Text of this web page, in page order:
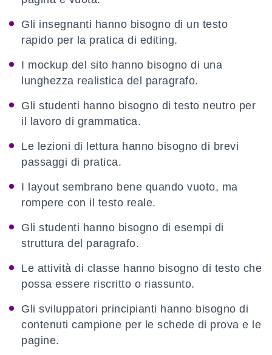
Gli insegnanti hanno bisogno di un testo
rapido per la pratica di editing.
I mockup del sito hanno bisogno di una
lunghezza realistica del paragrafo.
Gli studenti hanno bisogno di testo neutro per
il lavoro di grammatica.
Le lezioni di lettura hanno bisogno di brevi
passaggi di pratica.
I layout sembrano bene quando vuoto, ma
rompere con il testo reale.
Gli studenti hanno bisogno di esempi di
struttura del paragrafo.
Le attività di classe hanno bisogno di testo che
possa essere riscritto o riassunto.
Gli sviluppatori principianti hanno bisogno di
contenuti campione per le schede di prova e le
pagine.